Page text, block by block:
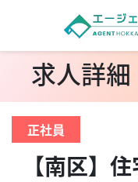
求人詳細
正社員
【南区】